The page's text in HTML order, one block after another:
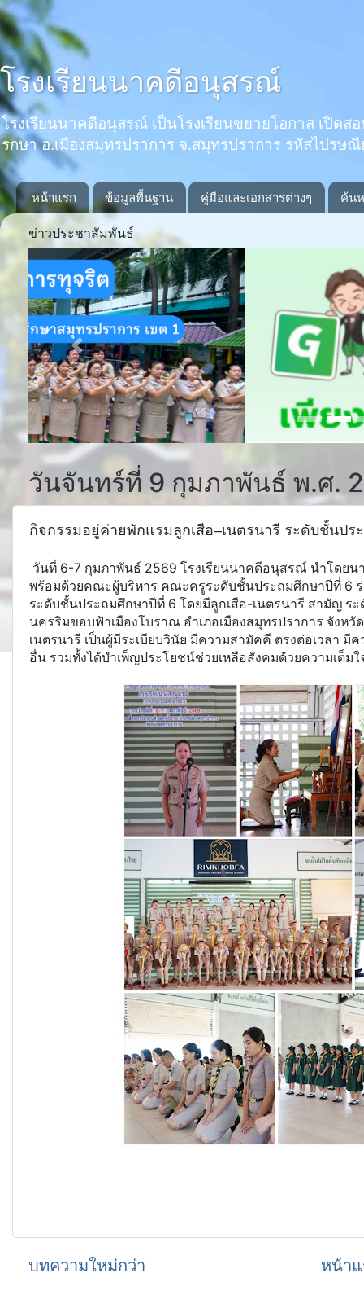
โรงเรียนนาคดีอนุสรณ์
โรงเรียนนาคดีอนุสรณ์ เป็นโรงเรียนขยายโอกาส เปิ
รกษา อ.เมืองสมุทรปราการ จ.สมุทรปราการ รหัสไปรษ
หน้าแรก ข้อมูลพื้นฐาน คู่มือและเอกสารต่างๆ ค้น
ข่าวประชาสัมพันธ์
Previous
วันจันทร์ที่ 9 กุมภาพันธ์ พ.ศ.
กิจกรรมอยู่ค่ายพักแรมลูกเสือ–เนตรนารี ระดับชั้นปร
วันที่ 6-7 กุมภาพันธ์ 2569 โรงเรียนนาคดีอนุสรณ์ นำโดย
พร้อมด้วยคณะผู้บริหาร คณะครูระดับชั้นประถมศึกษาปีที่ 6
ระดับชั้นประถมศึกษาปีที่ 6 โดยมีลูกเสือ-เนตรนารี สามัญ ร
นครริมขอบฟ้าเมืองโบราณ อำเภอเมืองสมุทรปราการ จังห
เนตรนารี เป็นผู้มีระเบียบวินัย มีความสามัคคี ตรงต่อเวลา
อื่น รวมทั้งได้บำเพ็ญประโยชน์ช่วยเหลือสังคมด้วยความเต็มใ
บทความใหม่กว่า หน้า